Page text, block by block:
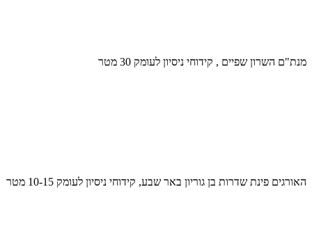
מנת"ם השרון שפיים , קידוחי ניסיון לעומק 30 מטר
האורגים פינת שדרות בן גוריון באר שבע, קידוחי ניסיון לעומק 10-15 מטר